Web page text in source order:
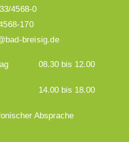
4568-0
170
breisig.de
08.30 bis 12.00
14.00 bis 18.00
Absprache